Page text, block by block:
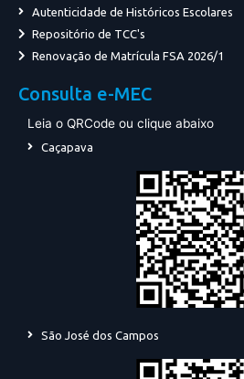
Autenticidade de Históricos Escolares
Repositório de TCC's
Renovação de Matrícula FSA 2026/1
Consulta e-MEC
Leia o QRCode ou clique abaixo
Caçapava
São José dos Campos